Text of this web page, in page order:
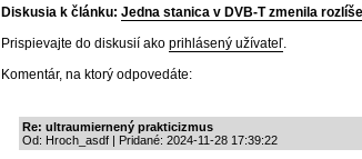
Diskusia k článku: Jedna stanica v DVB-T zmenila
Prispievajte do diskusií ako prihlásený užívateľ.
Komentár, na ktorý odpovedáte:
Re: ultraumiernený prakticizmus
Od: Hroch_asdf | Pridané: 2024-11-28 17:39:22